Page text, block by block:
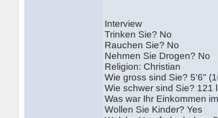
Interview
Trinken Sie? No
Rauchen Sie? No
Nehmen Sie Drogen? No
Religion: Christian
Wie gross sind Sie? 5'6"
Wie schwer sind Sie? 121
Was war Ihr Einkommen
Wollen Sie Kinder? Yes